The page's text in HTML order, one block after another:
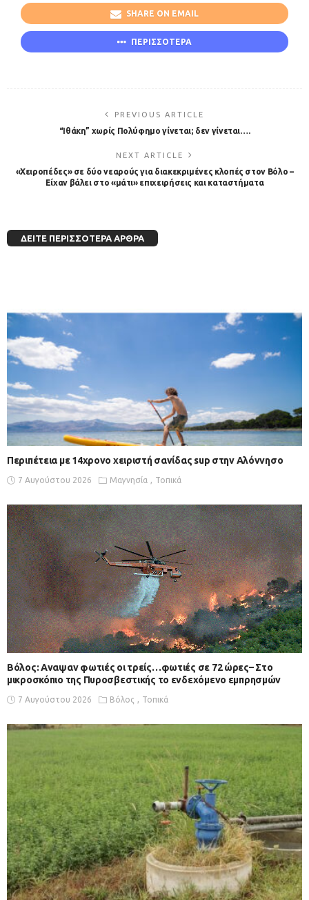
SHARE ON EMAIL
ΠΕΡΙΣΣΟΤΕΡΑ
PREVIOUS ARTICLE
“Ιθάκη” χωρίς Πολύφημο γίνεται; δεν γίνεται….
NEXT ARTICLE
«Χειροπέδες» σε δύο νεαρούς για διακεκριμένες κλοπές στον Βόλο –
Είχαν βάλει στο «μάτι» επιχειρήσεις και καταστήματα
ΔΕΊΤΕ ΠΕΡΙΣΣΌΤΕΡΑ ΆΡΘΡΑ
Περιπέτεια με 14χρονο χειριστή σανίδας sup στην Αλόννησο
7 Αυγούστου 2026 Μαγνησία Τοπικά
Βόλος: Αναψαν φωτιές οι τρείς…φωτιές σε 72 ώρες– Στο
μικροσκόπιο της Πυροσβεστικής το ενδεχόμενο εμπρησμών
7 Αυγούστου 2026 Βόλος Τοπικά